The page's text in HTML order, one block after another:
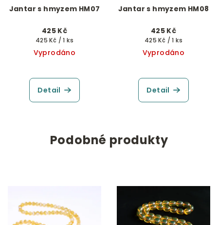
Jantar s hmyzem HM07
425 Kč
Měrná
cena:
425 Kč / 1 ks
Vyprodáno
Detail
Jantar s hmyzem HM08
425 Kč
Měrná
cena:
425 Kč / 1 ks
Vyprodáno
Detail
Podobné produkty